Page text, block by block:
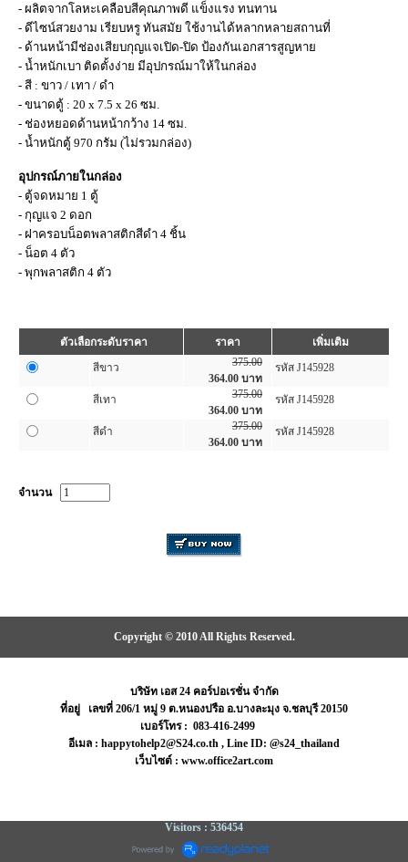
- ผลิตจากโลหะเคลือบสีคุณภาพดี แข็งแรง ทนทาน
- ดีไซน์สวยงาม เรียบหรู ทันสมัย ใช้งานได้หลากหลายสถานที่
- ด้านหน้ามีช่องเสียบกุญแจเปิด-ปิด ป้องกันเอกสารสูญหาย
- น้ำหนักเบา ติดตั้งง่าย มีอุปกรณ์มาให้ในกล่อง
- สี : ขาว / เทา / ดำ
- ขนาดตู้ : 20 x 7.5 x 26 ซม.
- ช่องหยอดด้านหน้ากว้าง 14 ซม.
- น้ำหนักตู้ 970 กรัม (ไม่รวมกล่อง)
อุปกรณ์ภายในกล่อง
- ตู้จดหมาย 1 ตู้
- กุญแจ 2 ดอก
- ฝาครอบน็อตพลาสติกสีดำ 4 ชิ้น
- น็อต 4 ตัว
- พุกพลาสติก 4 ตัว
ตัวเลือกระดับราคา ราคา
เพิ่มเติม
สีขาว
375.00
364.00 บาท
รหัส J145928
สีเทา
375.00
364.00 บาท
รหัส J145928
สีดำ
375.00
364.00 บาท
รหัส J145928
จำนวน
Copyright © 2010 All Rights Reserved.
บริษัท เอส 24 คอร์ปอเรชั่น จำกัด
ที่อยู่ เลขที่ 206/1 หมู่ 9 ต.หนองปรือ อ.บางละมุง จ.ชลบุรี 20150
เบอร์โทร : 083-416-2499
อีเมล : happytohelp2@S24.co.th , Line ID: @s24_thailand
เว็บไซต์ : www.office2art.com
Visitors : 536454